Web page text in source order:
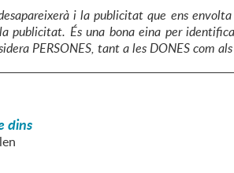
i la publicitat que ens
publicitat. És una bona eina per
PERSONES, tant a les DONES com
dins